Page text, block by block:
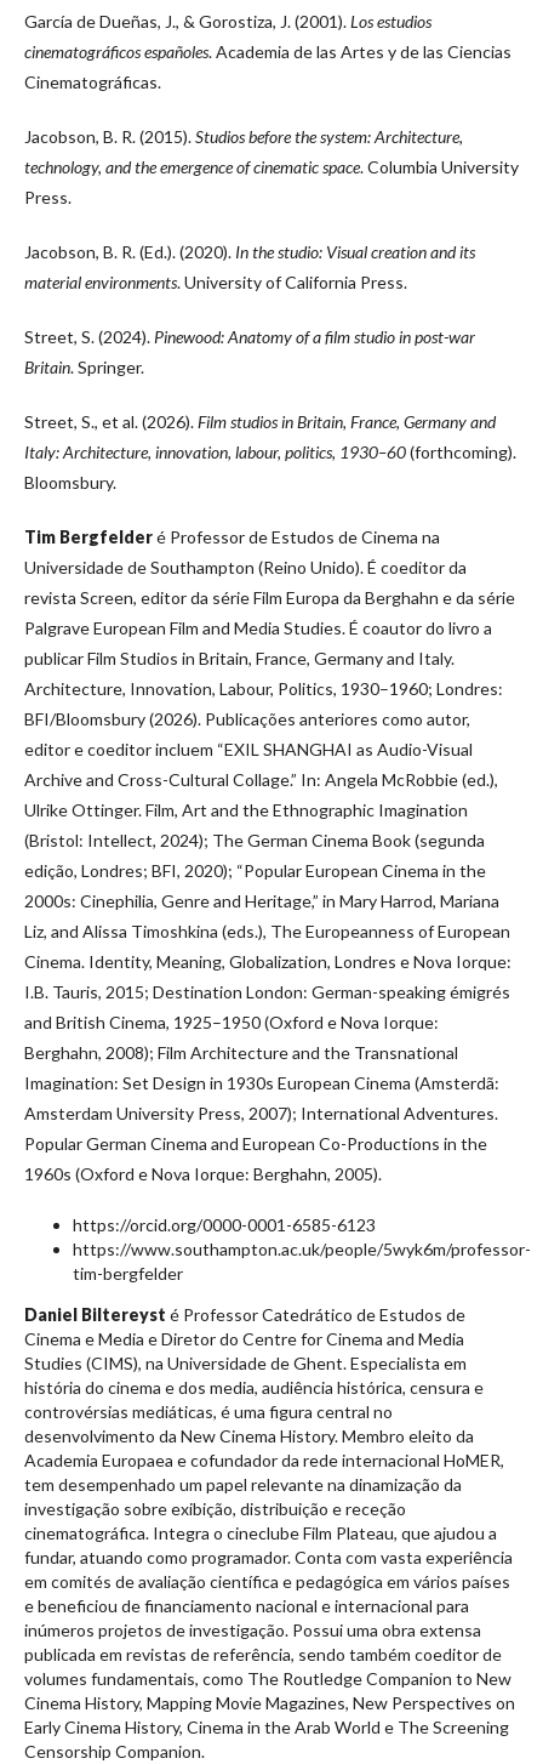
García de Dueñas, J., & Gorostiza, J. (2001).Los estudios
cinematográficos españoles. Academia de las Artes y de las Ciencias
Cinematográficas.
Jacobson, B. R. (2015).Studios before the system: Architecture,
technology, and the emergence of cinematic space. Columbia University
Press.
Jacobson, B. R. (Ed.). (2020). In the studio: Visual creation and its
material environments. University of California Press.
Street, S. (2024). Pinewood: Anatomy of a film studio in post-war
Britain. Springer.
Street, S., et al. (2026).Film studios in Britain, France, Germany and
Italy: Architecture, innovation, labour, politics, 1930–60(forthcoming).
Bloomsbury.
Tim Bergfelderé Professor de Estudos de Cinema na
Universidade de Southampton (Reino Unido). É coeditor da
revista Screen, editor da série Film Europa da Berghahn e da série
Palgrave European Film and Media Studies. É coautor do livro a
publicar Film Studios in Britain, France, Germany and Italy.
Architecture, Innovation, Labour, Politics, 1930–1960; Londres:
BFI/Bloomsbury (2026). Publicações anteriores como autor,
editor e coeditor incluem “EXIL SHANGHAI as Audio-Visual
Archive and Cross-Cultural Collage.” In: Angela McRobbie (ed.),
Ulrike Ottinger. Film, Art and the Ethnographic Imagination
(Bristol: Intellect, 2024); The German Cinema Book (segunda
edição, Londres; BFI, 2020); “Popular European Cinema in the
2000s: Cinephilia, Genre and Heritage,” in Mary Harrod, Mariana
Liz, and Alissa Timoshkina (eds.), The Europeanness of European
Cinema. Identity, Meaning, Globalization, Londres e Nova Iorque:
I.B. Tauris, 2015; Destination London: German-speaking émigrés
and British Cinema, 1925–1950 (Oxford e Nova Iorque:
Berghahn, 2008); Film Architecture and the Transnational
Imagination: Set Design in 1930s European Cinema (Amsterdã:
Amsterdam University Press, 2007); International Adventures.
Popular German Cinema and European Co-Productions in the
1960s (Oxford e Nova Iorque: Berghahn, 2005).
https://orcid.org/0000-0001-6585-6123
https://www.southampton.ac.uk/people/5wyk6m/professor-
tim-bergfelder
Daniel Biltereyst é Professor Catedrático de Estudos de
Cinema e Media e Diretor do Centre for Cinema and Media
Studies (CIMS), na Universidade de Ghent. Especialista em
história do cinema e dos media, audiência histórica, censura e
controvérsias mediáticas, é uma figura central no
desenvolvimento da New Cinema History. Membro eleito da
Academia Europaea e cofundador da rede internacional HoMER,
tem desempenhado um papel relevante na dinamização da
investigação sobre exibição, distribuição e receção
cinematográfica. Integra o cineclube Film Plateau, que ajudou a
fundar, atuando como programador. Conta com vasta experiência
em comités de avaliação científica e pedagógica em vários países
e beneficiou de financiamento nacional e internacional para
inúmeros projetos de investigação. Possui uma obra extensa
publicada em revistas de referência, sendo também coeditor de
volumes fundamentais, como The Routledge Companion to New
Cinema History, Mapping Movie Magazines, New Perspectives on
Early Cinema History, Cinema in the Arab World e The Screening
Censorship Companion.